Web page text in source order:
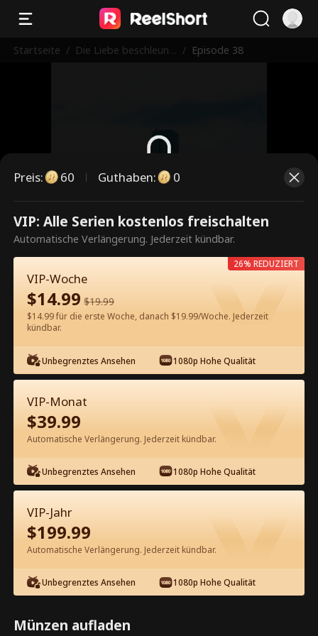
Startseite / Die Liebe beschleuni
/ Episode 38
Dies ist eine kostenpflichtige
Episode. Bitte entsperren, um
weiterzusehen.
60Jetzt entsperren
Kostenlos in der App ansehen
Episode 38 - Die Liebe beschleunigen
Kompletter Film
0-49 50-57
38 39 41 42
Preis: 60 Guthaben: 0
VIP: Alle Serien kostenlos freischalten
Automatische Verlängerung. Jederzeit kündbar.
VIP-Woche
$14.99 $19.99
$14.99 für die erste Woche, danach $19.99/Woche. Jederzeit
kündbar.
Unbegrenztes Ansehen 1080p Hohe Qualität
26% REDUZIERT
VIP-Monat
$39.99
Automatische Verlängerung. Jederzeit kündbar.
Unbegrenztes Ansehen 1080p Hohe Qualität
VIP-Jahr
$199.99
Automatische Verlängerung. Jederzeit kündbar.
Unbegrenztes Ansehen 1080p Hohe Qualität
Münzen aufladen